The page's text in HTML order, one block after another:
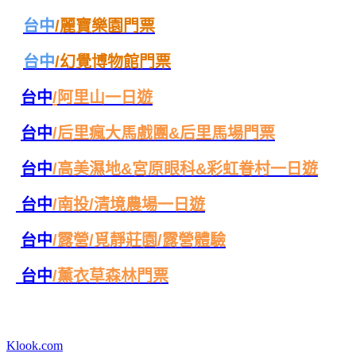
台中/麗寶樂園門票
台中/幻覺博物館門票
台中/阿里山一日遊
台中/后里瘋大馬戲團&后里馬場門票
台中/高美濕地&宮原眼科&彩虹眷村一日遊
台中/南投/清境農場一日遊
台中/露營/覓靜莊園/露營體驗
台中/薰衣草森林門票
Klook.com